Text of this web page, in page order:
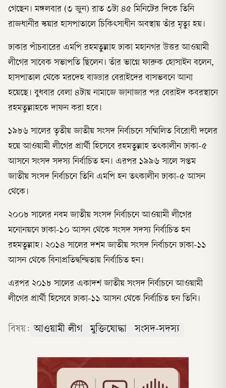
গেছেন। মঙ্গলবার (৩ জুন) রাত ৩টা ৪৫ মিনিটের দিকে তিনি
রাজধানীর স্কয়ার হাসপাতালে চিকিৎসাধীন অবস্থায় তাঁর মৃত্যু হয়।
ঢাকার পাঁচবারের এমপি রহমতুল্লাহ ঢাকা মহানগর উত্তর আওয়ামী
লীগের সাবেক সভাপতি ছিলেন। তাঁর ভাগ্নে ফারুক হোসাইন বলেন,
হাসপাতাল থেকে মরদেহ বাড্ডার বেরাইদের বাসভবনে আনা
হয়েছে। বুধবার বেলা ৪টায় নামাজে জানাজার পর বেরাইদ কবরস্থানে
রহমতুল্লাহকে দাফন করা হবে।
১৯৮৬ সালের তৃতীয় জাতীয় সংসদ নির্বাচনে সম্মিলিত বিরোধী দলের
হয়ে আওয়ামী লীগের প্রার্থী হিসেবে রহমতুল্লাহ তৎকালীন ঢাকা-৫
আসনে সংসদ সদস্য নির্বাচিত হন। এরপর ১৯৯৬ সালে সপ্তম
জাতীয় সংসদ নির্বাচনে তিনি এমপি হন তৎকালীন ঢাকা-৫ আসন
থেকে।
২০০৮ সালের নবম জাতীয় সংসদ নির্বাচনে আওয়ামী লীগের
মনোনয়নে ঢাকা-১০ আসন থেকে সংসদ সদস্য নির্বাচিত হন
রহমতুল্লাহ। ২০১৪ সালের দশম জাতীয় সংসদ নির্বাচনে ঢাকা-১১
আসন থেকে বিনাপ্রতিদ্বন্দ্বিতায় নির্বাচিত হন।
এরপর ২০১৮ সালের একাদশ জাতীয় সংসদ নির্বাচনে আওয়ামী
লীগের প্রার্থী হিসেবে ঢাকা-১১ আসন থেকে নির্বাচিত হন তিনি।
বিষয়: আওয়ামী লীগ মুক্তিযোদ্ধা সংসদ-সদস্য